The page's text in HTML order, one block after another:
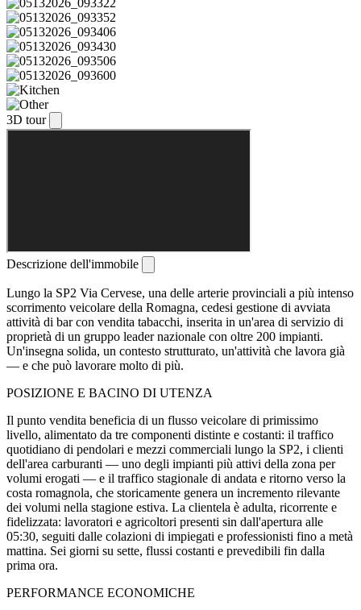
3D tour
Descrizione dell'immobile
Lungo la SP2 Via Cervese, una delle arterie provinciali a più intenso
scorrimento veicolare della Romagna, cedesi gestione di avviata
attività di bar con vendita tabacchi, inserita in un'area di servizio di
proprietà di un gruppo leader nazionale con oltre 200 impianti.
Un'insegna solida, un contesto strutturato, un'attività che lavora già
— e che può lavorare molto di più.
POSIZIONE E BACINO DI UTENZA
Il punto vendita beneficia di un flusso veicolare di primissimo
livello, alimentato da tre componenti distinte e costanti: il traffico
quotidiano di pendolari e mezzi commerciali lungo la SP2, i clienti
dell'area carburanti — uno degli impianti più attivi della zona per
volumi erogati — e il traffico stagionale di andata e ritorno verso la
costa romagnola, che storicamente genera un incremento rilevante
dei volumi nella stagione estiva. La clientela è adulta, ricorrente e
fidelizzata: lavoratori e agricoltori presenti sin dall'apertura alle
05:30, seguiti dalle colazioni di impiegati e professionisti fino a metà
mattina. Sei giorni su sette, flussi costanti e prevedibili fin dalla
prima ora.
PERFORMANCE ECONOMICHE